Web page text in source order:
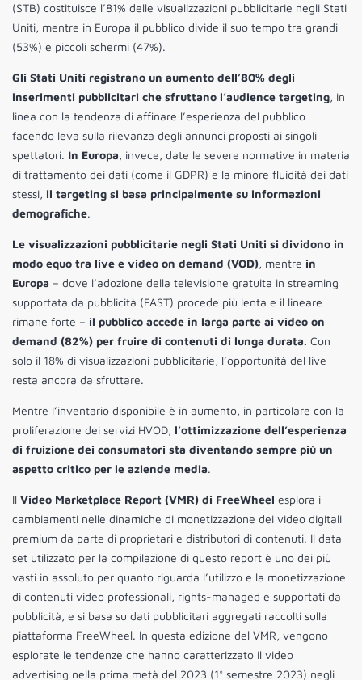
(STB) costituisce l’81% delle visualizzazioni pubblicitarie negli Stati
Uniti, mentre in Europa il pubblico divide il suo tempo tra grandi
(53%) e piccoli schermi (47%).
Gli Stati Uniti registrano un aumento dell’80% degli
inserimenti pubblicitari che sfruttano l’audience targeting, in
linea con la tendenza di affinare l’esperienza del pubblico
facendo leva sulla rilevanza degli annunci proposti ai singoli
spettatori. In Europa, invece, date le severe normative in materia
di trattamento dei dati (come il GDPR) e la minore fluidità dei dati
stessi, il targeting si basa principalmente su informazioni
demografiche.
Le visualizzazioni pubblicitarie negli Stati Uniti si dividono in
modo equo tra live e video on demand (VOD), mentre in
Europa – dove l’adozione della televisione gratuita in streaming
supportata da pubblicità (FAST) procede più lenta e il lineare
rimane forte – il pubblico accede in larga parte ai video on
demand (82%) per fruire di contenuti di lunga durata. Con
solo il 18% di visualizzazioni pubblicitarie, l’opportunità del live
resta ancora da sfruttare.
Mentre l’inventario disponibile è in aumento, in particolare con la
proliferazione dei servizi HVOD, l’ottimizzazione dell’esperienza
di fruizione dei consumatori sta diventando sempre più un
aspetto critico per le aziende media.
Il Video Marketplace Report (VMR) di FreeWheel esplora i
cambiamenti nelle dinamiche di monetizzazione dei video digitali
premium da parte di proprietari e distributori di contenuti. Il data
set utilizzato per la compilazione di questo report è uno dei più
vasti in assoluto per quanto riguarda l’utilizzo e la monetizzazione
di contenuti video professionali, rights-managed e supportati da
pubblicità, e si basa su dati pubblicitari aggregati raccolti sulla
piattaforma FreeWheel. In questa edizione del VMR, vengono
esplorate le tendenze che hanno caratterizzato il video
advertising nella prima metà del 2023 (1° semestre 2023) negli